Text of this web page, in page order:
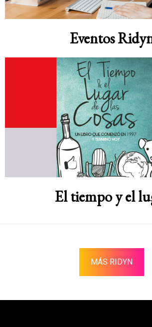
Eventos
El tiempo y el
MÁS RIDYN